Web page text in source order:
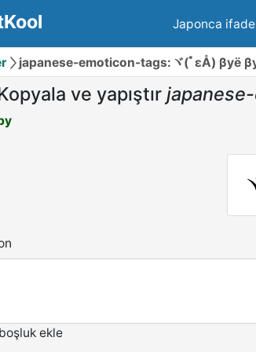
Japonca
japanese-emoticon-tags:ヾ(ﾟεÅ) βyё
ve yapıştır
ekle